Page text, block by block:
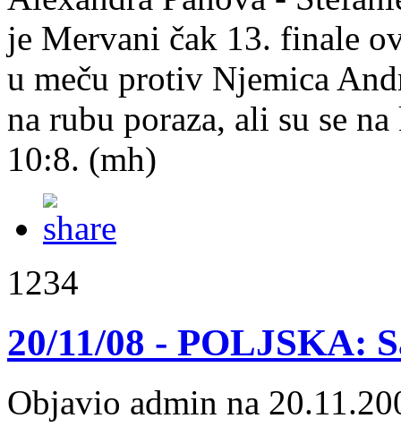
je Mervani čak 13. finale
u meču protiv Njemica
na rubu poraza, ali su se
10:8. (mh)
1234
20/11/08 - POLJSKA:
Objavio admin na